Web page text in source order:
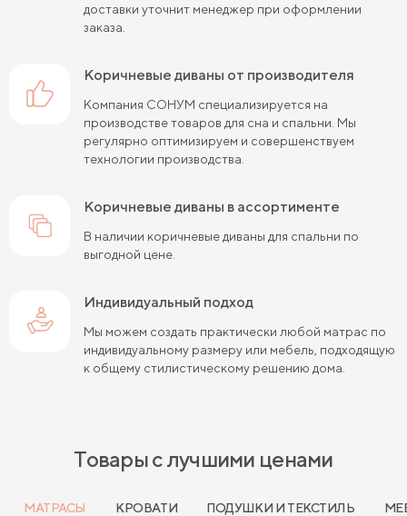
доставки уточнит менеджер при оформлении
заказа.
коричневые диваны от производителя
Компания СОНУМ специализируется на
производстве товаров для сна и спальни. Мы
регулярно оптимизируем и совершенствуем
технологии производства.
коричневые диваны в ассортименте
В наличии коричневые диваны для спальни по
выгодной цене.
Индивидуальный подход
Мы можем создать практически любой матрас по
индивидуальному размеру или мебель, подходящую
к общему стилистическому решению дома.
Товары с лучшими ценами
МАТРАСЫ КРОВАТИ ПОДУШКИ И ТЕКСТИЛЬ